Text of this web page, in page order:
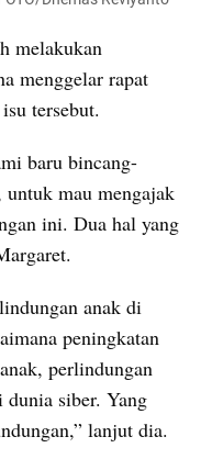
melakukan
menggelar rapat
tersebut.
baru bincang-
mau mengajak
ini. Dua hal yang
anak di
peningkatan
perlindungan
siber. Yang
lanjut dia.